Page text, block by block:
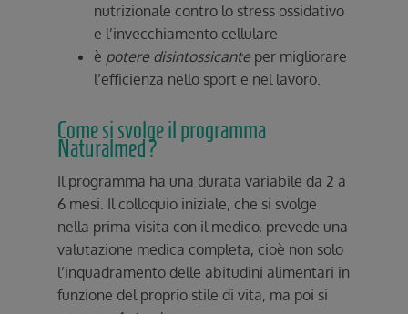
nutrizionale contro lo stress ossidativo
e l’invecchiamento cellulare
è potere disintossicanteper migliorare
l’efficienza nello sport e nel lavoro.
Come si svolge il programma
Naturalmed?
Il programma ha una durata variabile da 2 a
6 mesi. Il colloquio iniziale, che si svolge
nella prima visita con il medico, prevede una
valutazione medica completa, cioè non solo
l’inquadramento delle abitudini alimentari in
funzione del proprio stile di vita, ma poi si